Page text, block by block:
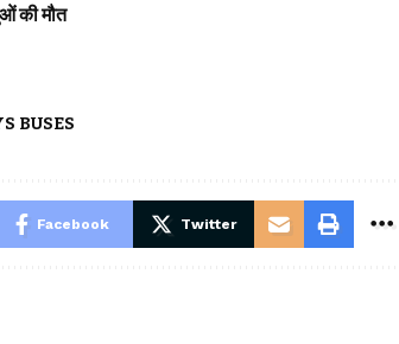
की मौत
BUSES
Facebook Twitter